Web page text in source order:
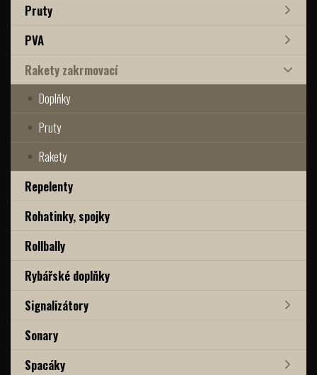
Pruty
PVA
Rakety zakrmovací
Doplňky
Pruty
Rakety
Repelenty
Rohatinky, spojky
Rollbally
Rybářské doplňky
Signalizátory
Sonary
Spacáky